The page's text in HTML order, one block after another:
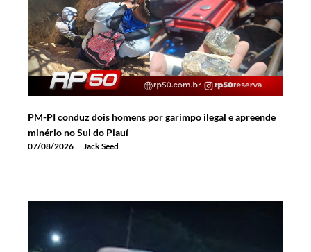
PM-PI conduz dois homens por garimpo ilegal e apreende
minério no Sul do Piauí
07/08/2026 Jack Seed